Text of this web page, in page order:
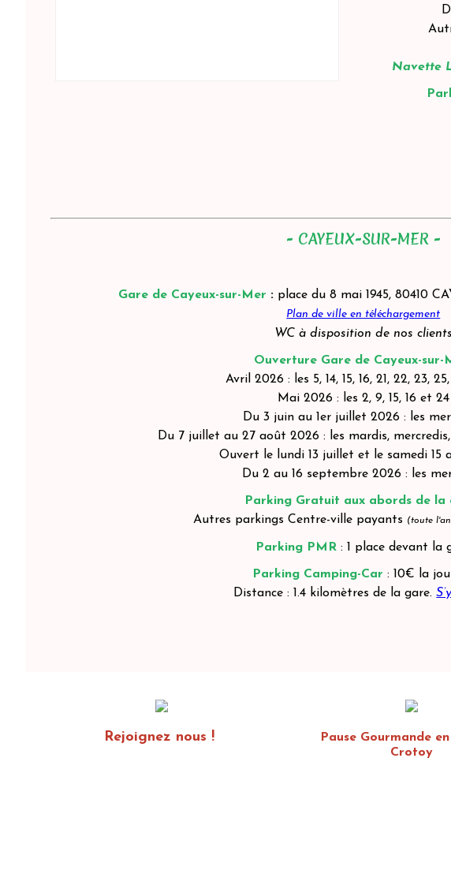
Navette
- CAYEUX-SUR-MER -
Gare de Cayeux-sur-Mer : place du 8 mai 1945, 80410
Plan de ville en téléchargement
WC à disposition de nos clients
Ouverture Gare de Cayeux-sur-
Avril 2026 : les 5, 14, 15, 16, 21, 22, 23,
Mai 2026 : les 2, 9, 15, 16 et 24
Du 3 juin au 1er juillet 2026 : les
Du 7 juillet au 27 août 2026 : les mardis,
Ouvert l e lundi 13 juillet et le samedi 15
Du 2 au 16 septembre 2026 : les
Parking Gratuit aux abords de la
Autres parkings Centre-ville payants (toute
Parking PMR: 1 place devant la
Parking Camping-Car : 10€ la
Distance : 1.4 kilomètres de la gare.
Rejoignez nous !
Pause Gourmande
Crotoy